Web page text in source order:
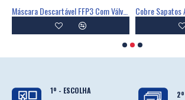
1º - ESCOLHA